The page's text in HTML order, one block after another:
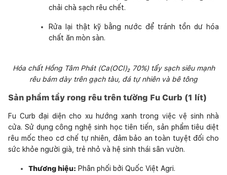
chải chà sạch rêu chết.
Rửa lại thật kỹ bằng nước để tránh tồn dư hóa
chất ăn mòn sàn.
Hóa chất Hồng Tâm Phát (Ca(OCl)₂ 70%) tẩy sạch siêu mạnh
rêu bám dày trên gạch tàu, đá tự nhiên và bê tông
Sản phẩm tẩy rong rêu trên tường Fu Curb (1 lít)
Fu Curb đại diện cho xu hướng xanh trong việc vệ sinh nhà
cửa. Sử dụng công nghệ sinh học tiên tiến, sản phẩm tiêu diệt
rêu mốc theo cơ chế tự nhiên, đảm bảo an toàn tuyệt đối cho
sức khỏe người già, trẻ nhỏ và hệ sinh thái sân vườn.
Thương hiệu: Phân phối bởi Quốc Việt Agri.